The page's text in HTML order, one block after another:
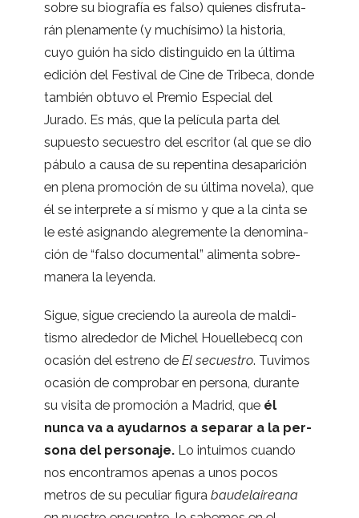
sobre su bio­gra­fía es falso) quie­nes dis­fru­ta­
rán ple­na­mente (y muchí­simo) la his­to­ria,
cuyo guión ha sido dis­tin­guido en la última
edi­ción del Fes­ti­val de Cine de Tri­beca, donde
tam­bién obtuvo el Pre­mio Espe­cial del
Jurado. Es más, que la pelí­cula parta del
supuesto secues­tro del escri­tor (al que se dio
pábulo a causa de su repen­tina desa­pa­ri­ción
en plena pro­mo­ción de su última novela), que
él se inter­prete a sí mismo y que a la cinta se
le esté asig­nando ale­gre­mente la deno­mi­na­
ción de “falso docu­men­tal” ali­menta sobre­
ma­nera la leyenda.
Sigue, sigue cre­ciendo la aureola de mal­di­
tismo alre­de­dor de Michel Houe­lle­becq con
oca­sión del estreno de El secues­tro. Tuvi­mos
oca­sión de com­pro­bar en per­sona, durante
su visita de pro­mo­ción a Madrid, que él
nunca va a ayu­dar­nos a sepa­rar a la per­
sona del per­so­naje.Lo intui­mos cuando
nos encon­tra­mos ape­nas a unos pocos
metros de su pecu­liar figura bau­de­lai­reana